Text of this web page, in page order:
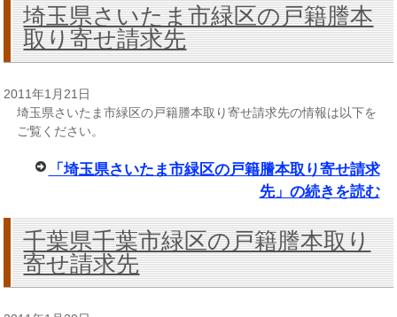
埼玉県さいたま市緑区の戸籍謄本
取り寄せ請求先
2011年1月21日
埼玉県さいたま市緑区の戸籍謄本取り寄せ請求先の情報は以下を
ご覧ください。
「埼玉県さいたま市緑区の戸籍謄本取り寄せ請求
先」の続きを読む
千葉県千葉市緑区の戸籍謄本取り
寄せ請求先